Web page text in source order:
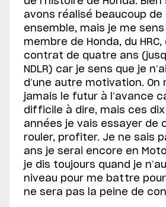
avons réalisé beaucoup de
ensemble, mais je me
membre de Honda, du HRC,
contrat de quatre ans
NDLR) car je sens que je
d’une autre motivation. On
jamais le futur à l’avance
difficile à dire, mais ces
années je vais essayer de
rouler, profiter. Je ne sais
ans je serai encore en
je dis toujours quand je
niveau pour me battre
ne sera pas la peine de